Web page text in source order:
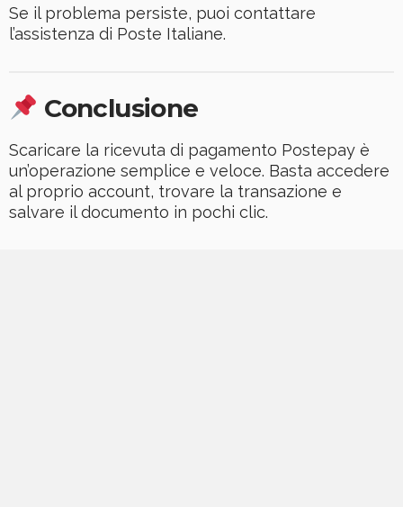
Se il problema persiste, puoi contattare
l’assistenza di Poste Italiane.
Conclusione
Scaricare la ricevuta di pagamento Postepay è
un’operazione semplice e veloce. Basta accedere
al proprio account, trovare la transazione e
salvare il documento in pochi clic.